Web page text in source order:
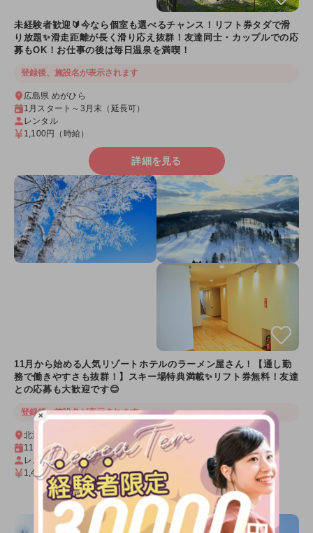
未経験者歓迎🔰今なら個室も選べるチャンス！リフト券タダで滑
り放題✨滑走距離が長く滑り応え抜群！友達同士・カップルでの応
募もOK！お仕事の後は毎日温泉を満喫！
登録後、施設名が表示されます
広島県 めがひら
1月スタート～3月末（延長可）
レンタル
1,100円
（時給）
詳細を見る
11月から始める人気リゾートホテルのラーメン屋さん！【通し勤
務で働きやすさも抜群！】スキー場特典満載✨リフト券無料！友達
との応募も大歓迎です😊
登録後、施設名が表示されます
北海道 トマム
11月スタート～3ヶ月
レストランホール
1,450円（時給）
詳細を見る
×